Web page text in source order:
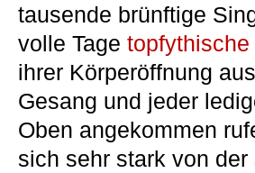
tausende brünftige
volle Tage
ihrer Körperöffnung
Gesang und jeder
Oben angekommen
sich sehr stark von